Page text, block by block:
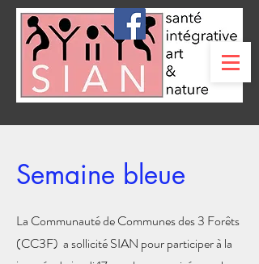
Semaine bleue
La Communauté de Communes des 3 Forêts
(CC3F) a sollicité SIAN pour participer à la